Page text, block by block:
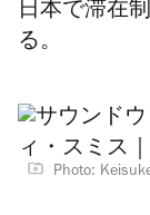
日本で滞在
る。
Photo: